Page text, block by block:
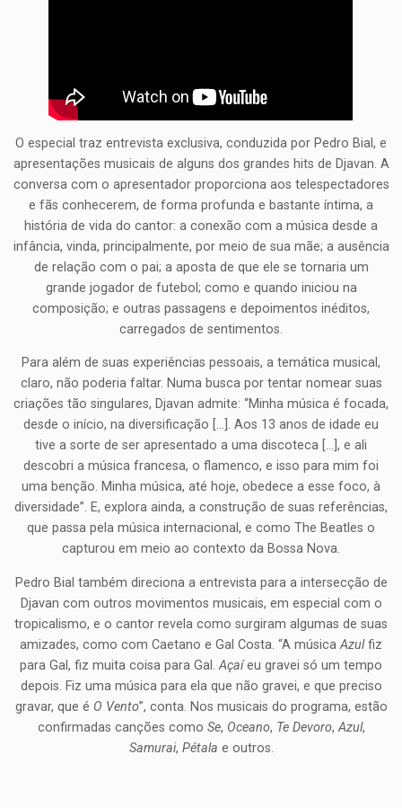
O especial traz entrevista exclusiva, conduzida por Pedro Bial, e
apresentações musicais de alguns dos grandes hits de Djavan. A
conversa com o apresentador proporciona aos telespectadores
e fãs conhecerem, de forma profunda e bastante íntima, a
história de vida do cantor: a conexão com a música desde a
infância, vinda, principalmente, por meio de sua mãe; a ausência
de relação com o pai; a aposta de que ele se tornaria um
grande jogador de futebol; como e quando iniciou na
composição; e outras passagens e depoimentos inéditos,
carregados de sentimentos.
Para além de suas experiências pessoais, a temática musical,
claro, não poderia faltar. Numa busca por tentar nomear suas
criações tão singulares, Djavan admite: “Minha música é focada,
desde o início, na diversificação […]. Aos 13 anos de idade eu
tive a sorte de ser apresentado a uma discoteca […], e ali
descobri a música francesa, o flamenco, e isso para mim foi
uma benção. Minha música, até hoje, obedece a esse foco, à
diversidade”. E, explora ainda, a construção de suas referências,
que passa pela música internacional, e como The Beatles o
capturou em meio ao contexto da Bossa Nova.
Pedro Bial também direciona a entrevista para a intersecção de
Djavan com outros movimentos musicais, em especial com o
tropicalismo, e o cantor revela como surgiram algumas de suas
amizades, como com Caetano e Gal Costa. “A músicaAzulfiz
para Gal, fiz muita coisa para Gal.Açaíeu gravei só um tempo
depois. Fiz uma música para ela que não gravei, e que preciso
gravar, que é O Vento”, conta. Nos musicais do programa, estão
confirmadas canções como Se, Oceano, Te Devoro,Azul,
Samurai, Pétala e outros.